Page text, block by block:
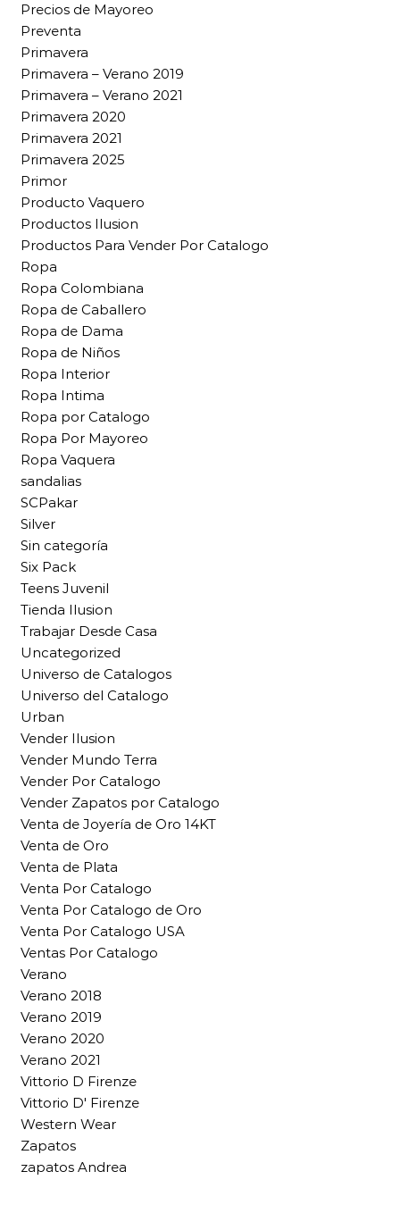
Precios de Mayoreo
Preventa
Primavera
Primavera – Verano 2019
Primavera – Verano 2021
Primavera 2020
Primavera 2021
Primavera 2025
Primor
Producto Vaquero
Productos Ilusion
Productos Para Vender Por Catalogo
Ropa
Ropa Colombiana
Ropa de Caballero
Ropa de Dama
Ropa de Niños
Ropa Interior
Ropa Intima
Ropa por Catalogo
Ropa Por Mayoreo
Ropa Vaquera
sandalias
SCPakar
Silver
Sin categoría
Six Pack
Teens Juvenil
Tienda Ilusion
Trabajar Desde Casa
Uncategorized
Universo de Catalogos
Universo del Catalogo
Urban
Vender Ilusion
Vender Mundo Terra
Vender Por Catalogo
Vender Zapatos por Catalogo
Venta de Joyería de Oro 14KT
Venta de Oro
Venta de Plata
Venta Por Catalogo
Venta Por Catalogo de Oro
Venta Por Catalogo USA
Ventas Por Catalogo
Verano
Verano 2018
Verano 2019
Verano 2020
Verano 2021
Vittorio D Firenze
Vittorio D' Firenze
Western Wear
Zapatos
zapatos Andrea